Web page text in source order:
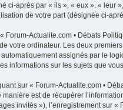
ci-après par « ils », « eux », «
de votre part (désignée ci-
Actualite.com • Débats
votre ordinateur. Les deux
assignés par le
informations sur les sujets que
sur « Forum-Actualite.com •
est de récupérer
invités »), l’enregistrement sur